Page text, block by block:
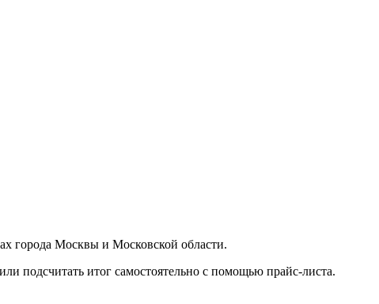
города Москвы и Московской области.
подсчитать итог самостоятельно с помощью прайс-листа.